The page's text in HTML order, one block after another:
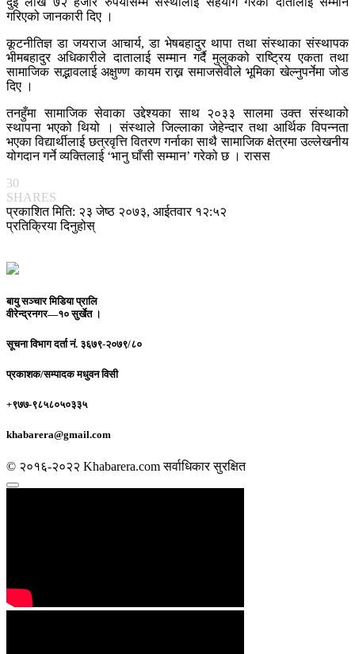
गरिएको जानकारी दिए ।
कूटनीतिज्ञ डा जयराज आचार्य, डा भेषबहादुर थापा तथा संस्थाका संस्थापक
भीमबहादुर अधिकारीले दातालाई सम्मान गर्दै मुलुकको राष्ट्रिय एकता तथा
सामाजिक सद्भावलाई अक्षुण्ण कायम राख्न समाजसेवीले भूमिका खेल्नुपर्नेमा जोड
दिए ।
तनहुँमा सामाजिक सेवाका उद्देश्यका साथ २०३३ सालमा उक्त संस्थाको
स्थापना भएको थियो । संस्थाले जिल्लाका जेहेन्दार तथा आर्थिक विपन्नता
भएका विद्यार्थीलाई छत्रवृत्ति वितरण गर्नाका साथै सामाजिक क्षेत्रमा उल्लेखनीय
योगदान गर्ने व्यक्तिलाई ‘भानु घाँसी सम्मान’ गरेको छ । रासस
30
SHARES
प्रकाशित मिति: २३ जेष्ठ २०७३, आईतवार १२:५२
प्रतिक्रिया दिनुहोस्
बायु सञ्चार मिडिया प्रालि
वीरेन्द्रनगर—१० सुर्खेत ।
सूचना विभाग दर्ता नं. ३६७९-२०७९/८०
प्रकाशक/सम्पादकमधुवन विसी
+९७७-९८५८०५०३३५
khabarera@gmail.com
© २०१६-२०२२ Khabarera.com सर्वाधिकार सुरक्षित